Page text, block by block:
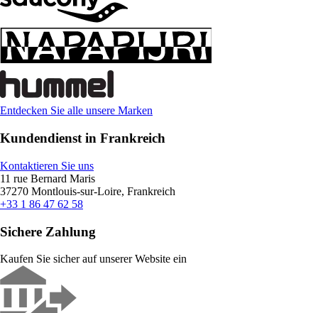
Entdecken Sie alle unsere Marken
Kundendienst in Frankreich
Kontaktieren Sie uns
11 rue Bernard Maris
37270 Montlouis-sur-Loire, Frankreich
+33 1 86 47 62 58
Sichere Zahlung
Kaufen Sie sicher auf unserer Website ein